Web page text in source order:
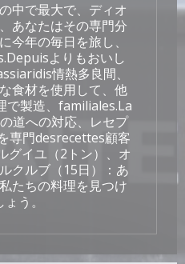
中で最大で、ディオ
あなたはその専門分
今年の毎日を旅し、
よりもおいし
情熱多良間、
食材を使用して、他
で製造、familiales.La
道への対応、レセプ
専門desrecettes顧客
グイユ（2トン）、オ
クルブ（15日）：あ
たちの料理を見つけ
う。